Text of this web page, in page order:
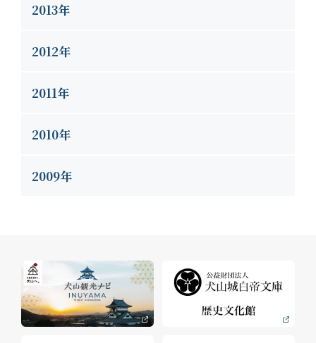
2013年
2012年
2011年
2010年
2009年